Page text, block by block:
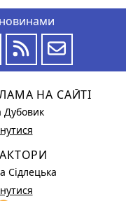
НА САЙТІ
Дубовик
Сідлецька